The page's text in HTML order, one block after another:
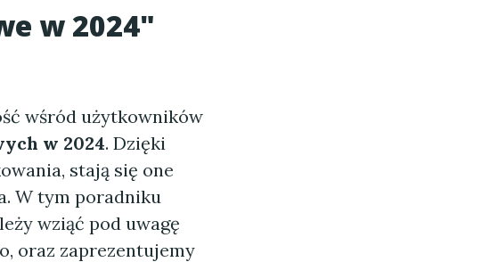
w 2024"
wśród użytkowników
w 2024. Dzięki
stają się one
W tym poradniku
wziąć pod uwagę
oraz zaprezentujemy